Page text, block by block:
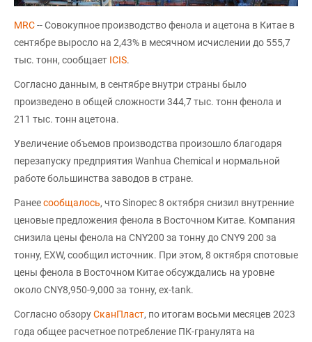
MRC-- Совокупное производство фенола и ацетона в Китае в
сентябре выросло на 2,43% в месячном исчислении до 555,7
тыс. тонн, сообщает ICIS.
Согласно данным, в сентябре внутри страны было
произведено в общей сложности 344,7 тыс. тонн фенола и
211 тыс. тонн ацетона.
Увеличение объемов производства произошло благодаря
перезапуску предприятия Wanhua Chemical и нормальной
работе большинства заводов в стране.
Ранеесообщалось, что Sinopec 8 октября снизил внутренние
ценовые предложения фенола в Восточном Китае. Компания
снизила цены фенола на CNY200 за тонну до CNY9 200 за
тонну, EXW, сообщил источник. При этом, 8 октября спотовые
цены фенола в Восточном Китае обсуждались на уровне
около CNY8,950-9,000 за тонну, ex-tank.
Согласно обзоруСканПласт, по итогам восьми месяцев 2023
года общее расчетное потребление ПК-гранулята на